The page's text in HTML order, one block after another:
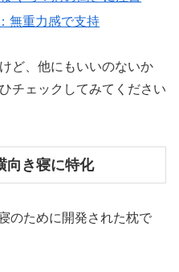
無重力感で支持
ど、他にもいいのないか
チェックしてみてください
き寝に特化
のために開発された枕で